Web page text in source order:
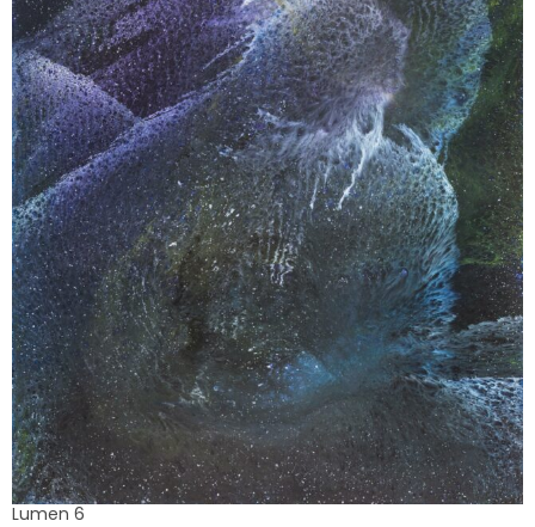
Lumen 6